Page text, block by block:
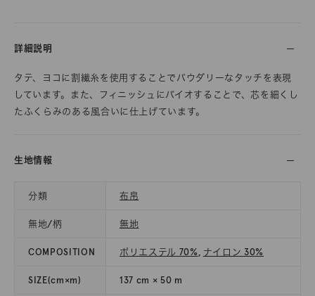
詳細説明
タテ、ヨコに割繊糸を使用することでパウダリーなタッチを表現
しています。また、フィニッシュにバイオすることで、芯を細くし
たふくらみのある風合いに仕上げています。
生地情報
分類 布帛
無地/柄 無地
COMPOSITION ポリエステル 70%, ナイロン 30%
SIZE(cm×m) 137 cm × 50 m